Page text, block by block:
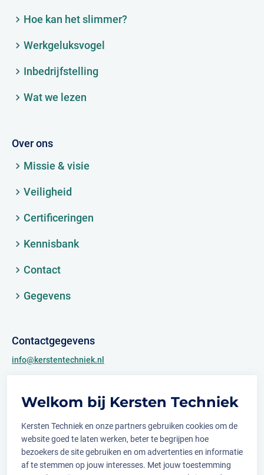
Welkom bij Kersten Techniek
Kersten Techniek en onze partners gebruiken cookies om de
website goed te laten werken, beter te begrijpen hoe
bezoekers de site gebruiken en om advertenties en informatie
af te stemmen op jouw interesses. Met jouw toestemming
Hoe kan het slimmer?
Werkgeluksvogel
Inbedrijfstelling
Wat we lezen
Over ons
Missie & visie
Veiligheid
Certificeringen
Kennisbank
Contact
Gegevens
Contactgegevens
info@kerstentechniek.nl
Archimedesweg 2
Volg ons op